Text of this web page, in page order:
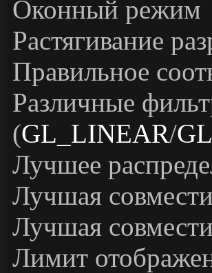
Оконный режим
Растягивание
Правильное
Различные
(GL_LINEAR/
Лучшее
Лучшая
Лучшая
Лимит